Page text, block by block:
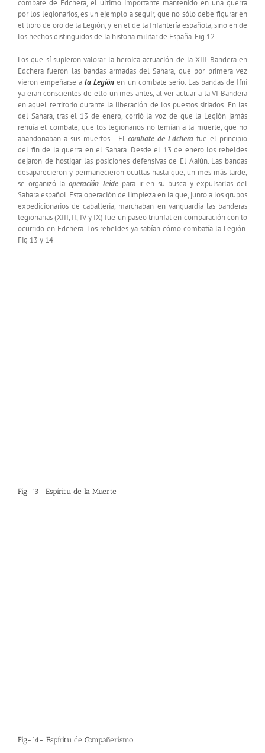
combate de Edchera, el último importante mantenido en una guerra
por los legionarios, es un ejemplo a seguir, que no sólo debe figurar en
el libro de oro de la Legión, y en el de la Infantería española, sino en de
los hechos distinguidos de la historia militar de España. Fig 12
Los que sí supieron valorar la heroica actuación de la XIII Bandera en
Edchera fueron las bandas armadas del Sahara, que por primera vez
vieron empeñarse ala Legión en un combate serio. Las bandas de Ifni
ya eran conscientes de ello un mes antes, al ver actuar a la VI Bandera
en aquel territorio durante la liberación de los puestos sitiados. En las
del Sahara, tras el 13 de enero, corrió la voz de que la Legión jamás
rehuía el combate, que los legionarios no temían a la muerte, que no
abandonaban a sus muertos… El combate de Edchera fue el principio
del fin de la guerra en el Sahara. Desde el 13 de enero los rebeldes
dejaron de hostigar las posiciones defensivas de El Aaiún. Las bandas
desaparecieron y permanecieron ocultas hasta que, un mes más tarde,
se organizó la operación Teide para ir en su busca y expulsarlas del
Sahara español. Esta operación de limpieza en la que, junto a los grupos
expedicionarios de caballería, marchaban en vanguardia las banderas
legionarias (XIII, II, IV y IX) fue un paseo triunfal en comparación con lo
ocurrido en Edchera. Los rebeldes ya sabían cómo combatía la Legión.
Fig 13 y 14
Fig-13- Espíritu de la Muerte
Fig-14- Espíritu de Compañerismo